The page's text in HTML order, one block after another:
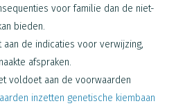
voor familie dan de niet-
bieden.
de indicaties voor verwijzing,
afspraken.
voldoet aan de voorwaarden
inzetten genetische kiembaan